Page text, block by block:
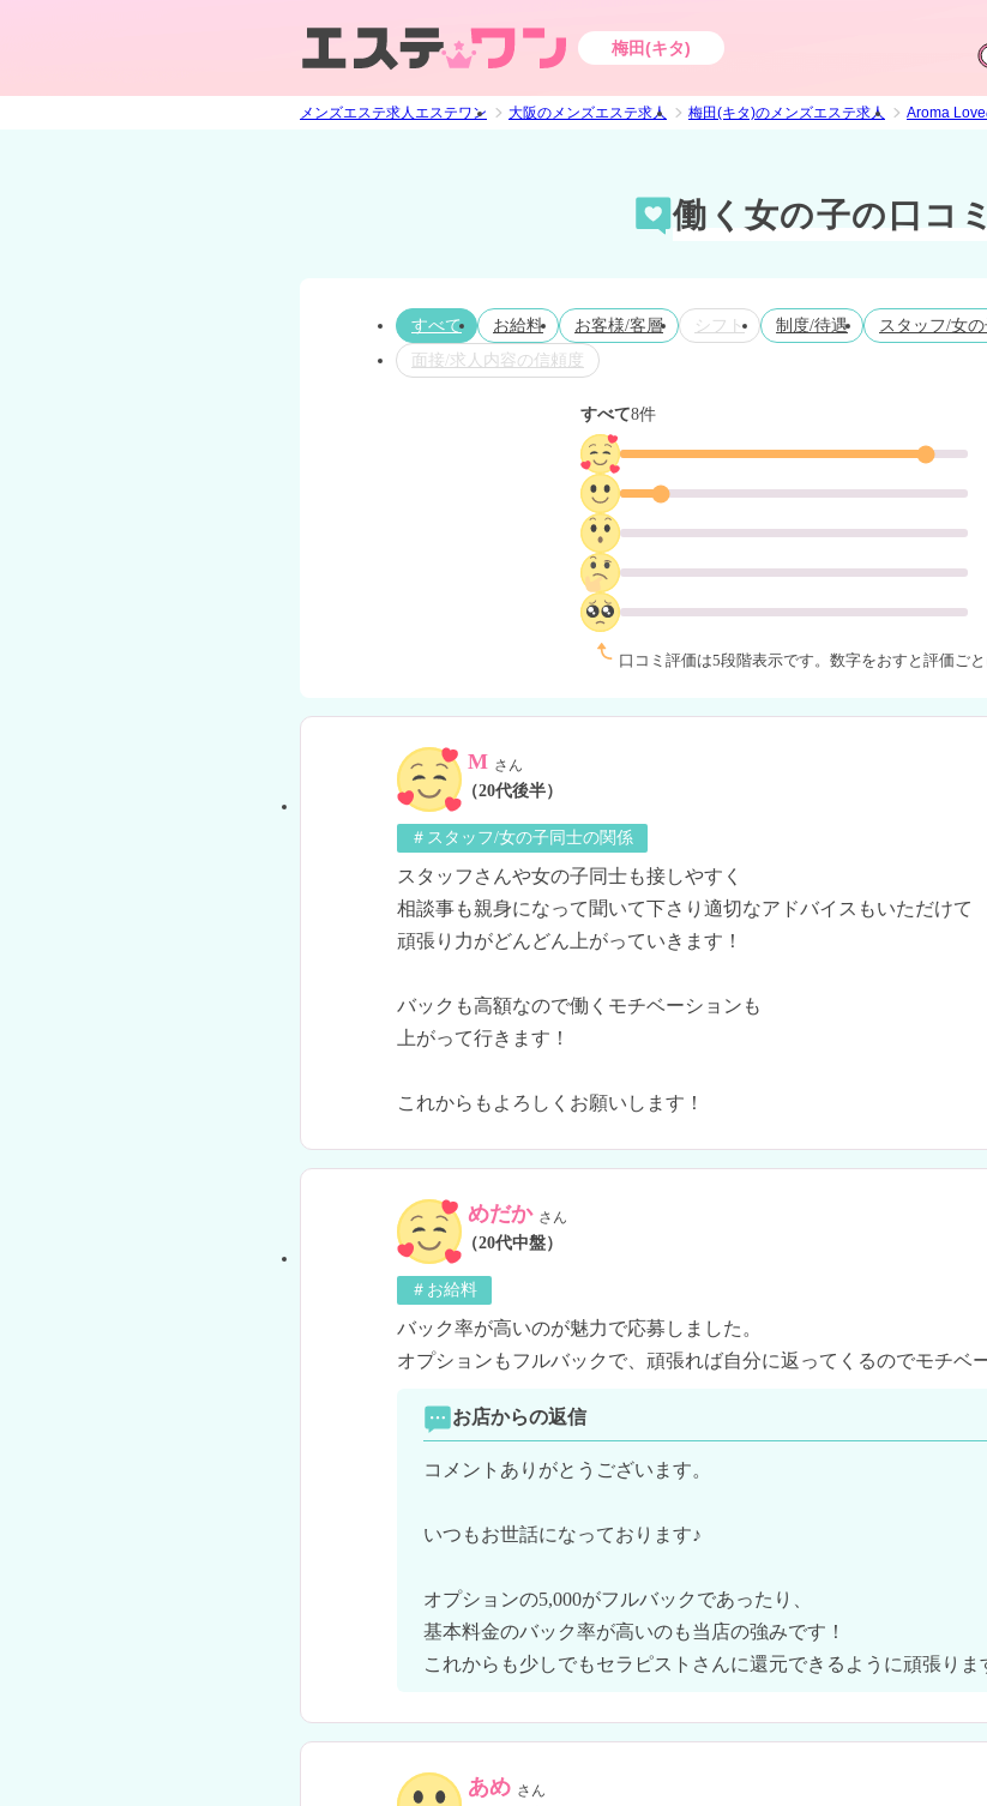
梅田(キタ)
メンズエステ求人エステワン 大阪のメンズエステ求人 梅田(キタ)のメンズエステ求人 Aroma
働く女の子の口コミ
すべて お給料 お客様/客層 シフト 制度/待遇
スタッフ/女
面接/求人内容の信頼度
すべて8件
口コミ評価は5段階表示です。 数字をおすと評価ごと
M さん
（20代後半）
＃スタッフ/女の子同士の関係
スタッフさんや女の子同士も接しやすく
相談事も親身になって聞いて下さり適切なアドバイスもいただけて
頑張り力がどんどん上がっていきます！
バックも高額なので働くモチベーションも
上がって行きます！
これからもよろしくお願いします！
めだか さん
（20代中盤）
＃お給料
バック率が高いのが魅力で応募しました。
オプションもフルバックで、頑張れば自分に返ってくるのでモチベ
お店からの返信
コメントありがとうございます。
いつもお世話になっております♪
オプションの5,000がフルバックであったり、
基本料金のバック率が高いのも当店の強みです！
これからも少しでもセラピストさんに還元できるように頑張りま
あめ さん